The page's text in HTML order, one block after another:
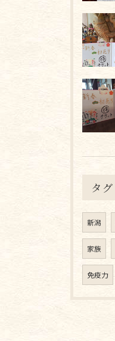
タグ
新潟
家族
免疫力